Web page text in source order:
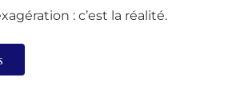
: c’est la réalité.